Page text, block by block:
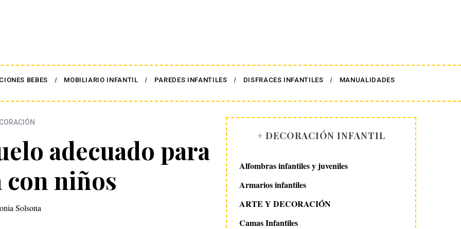
BEBES MOBILIARIO INFANTIL PAREDES INFANTILES DISFRACES INFANTILES MANUALIDADES
adecuado para
con niños
Solsona
+ DECORACIÓN INFANTIL
Alfombras infantiles y juveniles
Armarios infantiles
ARTE Y DECORACIÓN
Camas Infantiles